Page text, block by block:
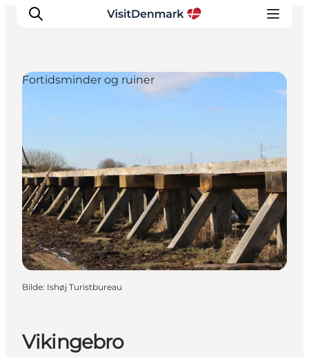
Inspirasjon
Aktiviteter
Overnatting
Planlegg reisen
Vikingebro
Fortidsminder og ruiner
Bilde: Ishøj Turistbureau